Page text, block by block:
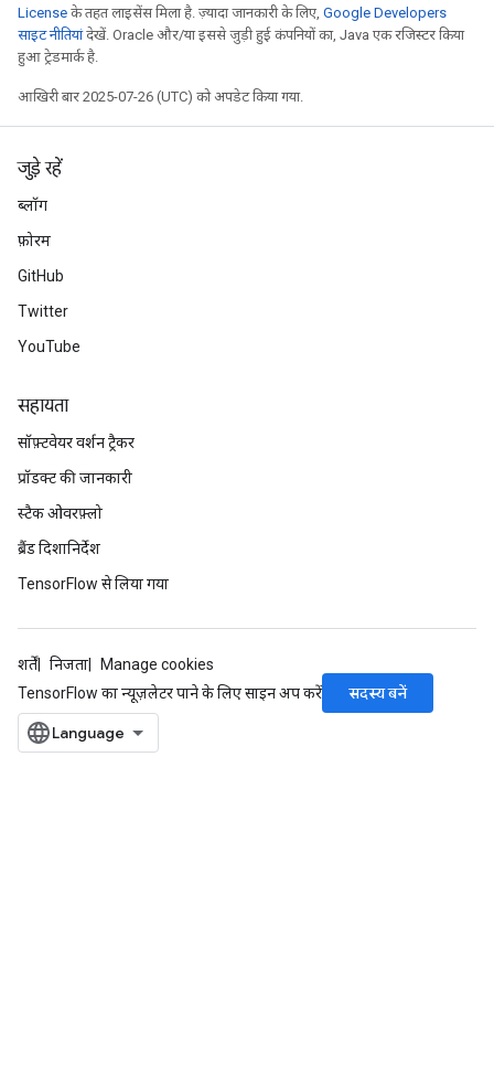
License के तहत लाइसेंस मिला है. ज़्यादा जानकारी के लिए, Google Developers
साइट नीतियांदेखें. Oracle और/या इससे जुड़ी हुई कंपनियों का, Java एक रजिस्टर किया
हुआ ट्रेडमार्क है.
आखिरी बार 2025-07-26 (UTC) को अपडेट किया गया.
जुड़े रहें
ब्लॉग
फ़ोरम
GitHub
Twitter
YouTube
सहायता
सॉफ़्टवेयर वर्शन ट्रैकर
प्रॉडक्ट की जानकारी
स्टैक ओवरफ़्लो
ब्रैंड दिशानिर्देश
TensorFlow से लिया गया
शर्तें निजता
Manage cookies
TensorFlow का न्यूज़लेटर पाने के लिए साइन अप करें
सदस्य बनें